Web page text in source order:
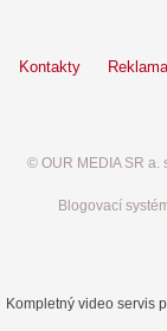
Kontakty Reklama
© OUR MEDIA SR a.
Blogovací
Kompletný video servis